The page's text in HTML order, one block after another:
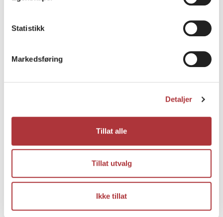
Statistikk
Markedsføring
Detaljer
Tillat alle
Tillat utvalg
Ikke tillat
Gulen kommune
Halden kommune
Hamar kommune
Hamarøy kommune